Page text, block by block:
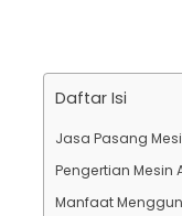
Daftar Isi
Jasa Pasang
Pengertian Mesin
Manfaat